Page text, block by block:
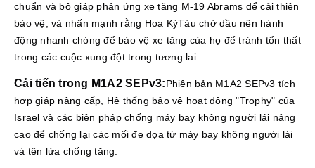
chuẩn và bộ giáp phản ứng xe tăng M-19 Abrams để cải thiện
bảo vệ, và nhấn mạnh rằng Hoa KỳTàu chở dầu nên hành
động nhanh chóng để bảo vệ xe tăng của họ để tránh tổn thất
trong các cuộc xung đột trong tương lai.
Cải tiến trong M1A2 SEPv3:Phiên bản M1A2 SEPv3 tích
hợp giáp nâng cấp, Hệ thống bảo vệ hoạt động "Trophy" của
Israel và các biện pháp chống máy bay không người lái nâng
cao để chống lại các mối đe dọa từ máy bay không người lái
và tên lửa chống tăng.